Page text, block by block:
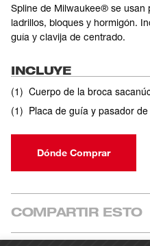
Spline de Milwaukee® se usan
ladrillos, bloques y hormigón.
guía y clavija de centrado.
INCLUYE
(1) Cuerpo de la broca
(1) Placa de guía y pasador
Dónde Comprar
COMPARTIR ESTO